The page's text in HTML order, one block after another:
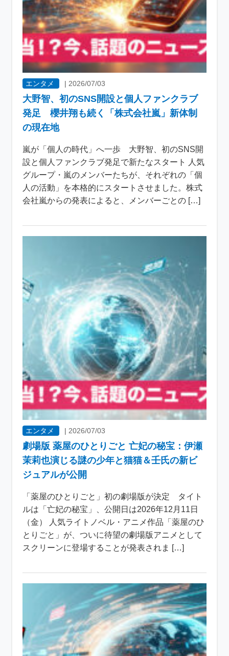
エンタメ | 2026/07/03
大野智、初のSNS開設と個人ファンクラブ
発足 櫻井翔も続く「株式会社嵐」新体制
の現在地
嵐が「個人の時代」へ一歩 大野智、初のSNS開
設と個人ファンクラブ発足で新たなスタート 人気
グループ・嵐のメンバーたちが、それぞれの「個
人の活動」を本格的にスタートさせました。株式
会社嵐からの発表によると、メンバーごとの […]
エンタメ | 2026/07/03
劇場版 薬屋のひとりごと 亡妃の秘宝：伊瀬
茉莉也演じる謎の少年と猫猫＆壬氏の新ビ
ジュアルが公開
「薬屋のひとりごと」初の劇場版が決定 タイト
ルは「亡妃の秘宝」、公開日は2026年12月11日
（金） 人気ライトノベル・アニメ作品「薬屋のひ
とりごと」が、ついに待望の劇場版アニメとして
スクリーンに登場することが発表されま […]